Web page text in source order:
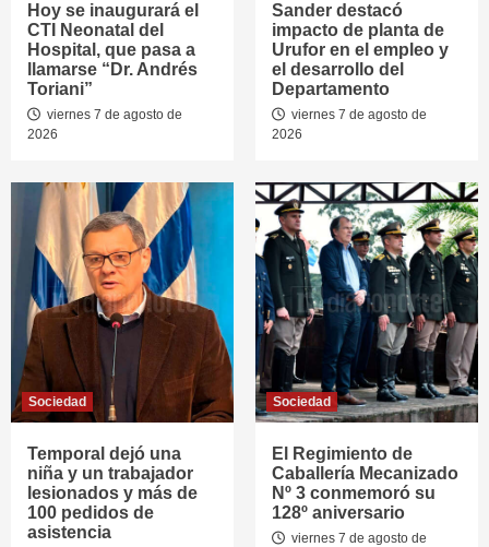
Hoy se inaugurará el
CTI Neonatal del
Hospital, que pasa a
llamarse “Dr. Andrés
Toriani”
viernes 7 de agosto de
2026
Sander destacó
impacto de planta de
Urufor en el empleo y
el desarrollo del
Departamento
viernes 7 de agosto de
2026
Sociedad
Temporal dejó una
niña y un trabajador
lesionados y más de
100 pedidos de
asistencia
Sociedad
El Regimiento de
Caballería Mecanizado
Nº 3 conmemoró su
128º aniversario
viernes 7 de agosto de